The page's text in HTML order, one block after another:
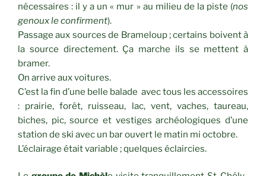
nécessaires : il y a un « mur » au milieu de la piste (nos
genoux le confirment).
Passage aux sources de Brameloup ; certains boivent à
la source directement. Ça marche ils se mettent à
bramer.
On arrive aux voitures.
C’est la fin d’une belle balade avec tous les accessoires
: prairie, forêt, ruisseau, lac, vent, vaches, taureau,
biches, pic, source et vestiges archéologiques d’une
station de ski avec un bar ouvert le matin mi octobre.
L’éclairage était variable ; quelques éclaircies.